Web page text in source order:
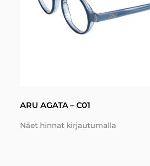
ARU AGATA – C01
Näet hinnat kirjautumalla